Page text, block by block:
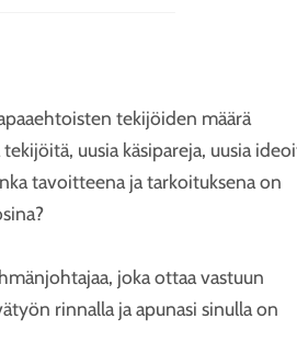
tekijöiden määrä
uusia käsipareja, uusia
tavoitteena ja tarkoituksena on
joka ottaa vastuun
rinnalla ja apunasi sinulla on